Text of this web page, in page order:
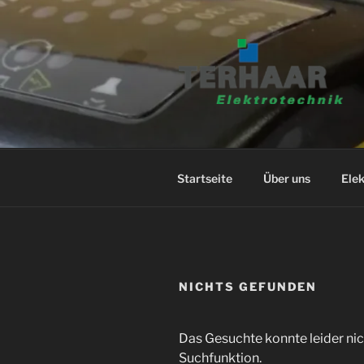
Zum
springen
Startseite Über uns
NICHTS GEFUNDEN
Das Gesuchte konnte leider
Suchfunktion.